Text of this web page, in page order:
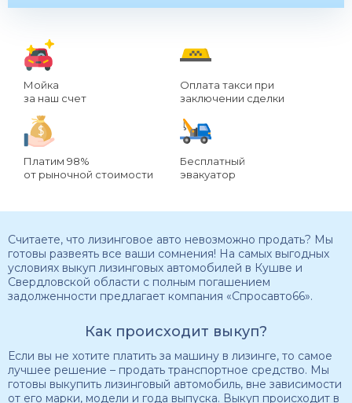
Мойка
за наш счет
Оплата такси при
заключении сделки
Платим 98%
от рыночной стоимости
Бесплатный
эвакуатор
Считаете, что лизинговое авто невозможно продать? Мы
готовы развеять все ваши сомнения! На самых выгодных
условиях выкуп лизинговых автомобилей в Кушве и
Свердловской области с полным погашением
задолженности предлагает компания «Спросавто66».
Как происходит выкуп?
Если вы не хотите платить за машину в лизинге, то самое
лучшее решение – продать транспортное средство. Мы
готовы выкупить лизинговый автомобиль, вне зависимости
от его марки, модели и года выпуска. Выкуп происходит в